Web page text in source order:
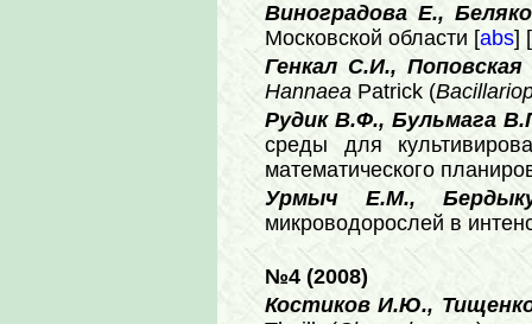
Виноградова Е.,
Московской области [abs] [
Генкал С.И.,
Hannaea Patrick (
Рудик В.Ф., Бульмага
среды для
математического
Урмыч Е.М.,
микроводорослей в
№4 (2008)
Костиков И.Ю.,